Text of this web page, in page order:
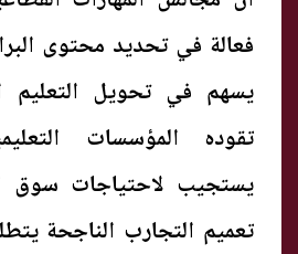
فعالة في تحديد محتوى
يسهم في تحويل التعليم
تقوده المؤسسات
يستجيب لاحتياجات سوق
تعميم التجارب الناجحة